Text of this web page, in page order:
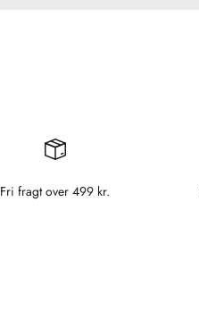
Fri fragt over 499 kr.